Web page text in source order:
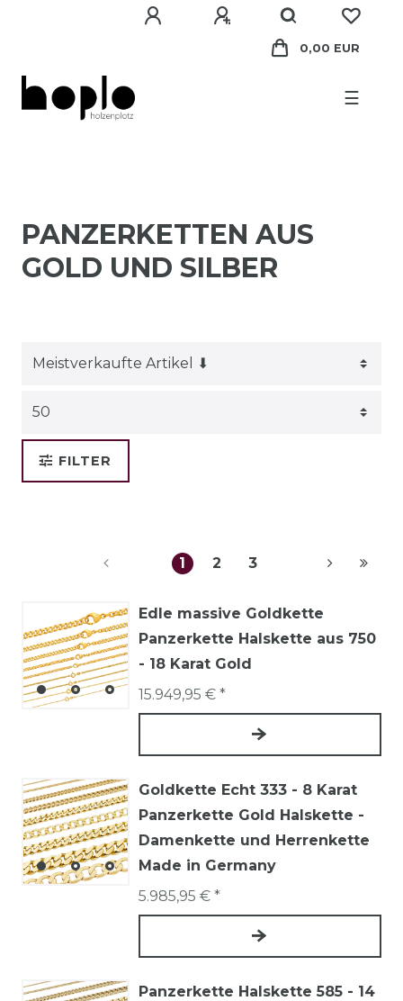
0,00 EUR
☰
PANZERKETTEN AUS
GOLD UND SILBER
FILTER
1 2 3
Edle massive Goldkette
Panzerkette Halskette aus 750
- 18 Karat Gold
15.949,95 € *
Goldkette Echt 333 - 8 Karat
Panzerkette Gold Halskette -
Damenkette und Herrenkette
Made in Germany
5.985,95 € *
Panzerkette Halskette 585 - 14